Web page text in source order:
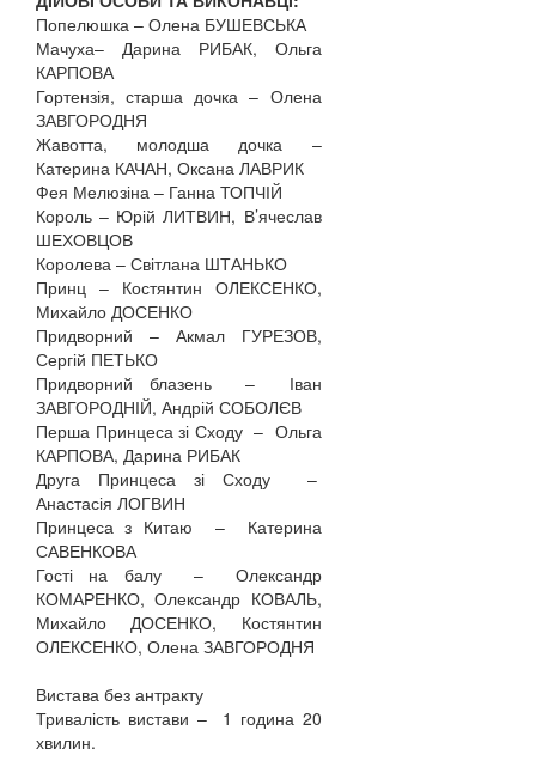
Попелюшка – Олена БУШЕВСЬКА
Мачуха– Дарина РИБАК, Ольга
КАРПОВА
Гортензія, старша дочка – Олена
ЗАВГОРОДНЯ
Жавотта, молодша дочка –
Катерина КАЧАН, Оксана ЛАВРИК
Фея Мелюзіна – Ганна ТОПЧІЙ
Король – Юрій ЛИТВИН, В’ячеслав
ШЕХОВЦОВ
Королева – Світлана ШТАНЬКО
Принц – Костянтин ОЛЕКСЕНКО,
Михайло ДОСЕНКО
Придворний – Акмал ГУРЕЗОВ,
Сергій ПЕТЬКО
Придворний блазень – Іван
ЗАВГОРОДНІЙ, Андрій СОБОЛЄВ
Перша Принцеса зі Сходу – Ольга
КАРПОВА, Дарина РИБАК
Друга Принцеса зі Сходу –
Анастасія ЛОГВИН
Принцеса з Китаю – Катерина
САВЕНКОВА
Гості на балу – Олександр
КОМАРЕНКО, Олександр КОВАЛЬ,
Михайло ДОСЕНКО, Костянтин
ОЛЕКСЕНКО, Олена ЗАВГОРОДНЯ
Вистава без антракту
Тривалість вистави – 1 година 20
хвилин.